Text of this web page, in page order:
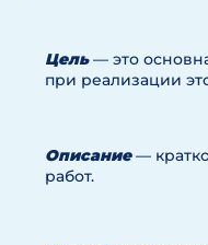
Цель— это
при реализации
Описание—
работ.